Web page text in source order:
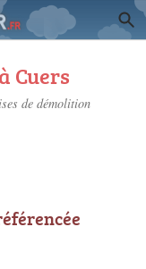
Cuers
de démolition